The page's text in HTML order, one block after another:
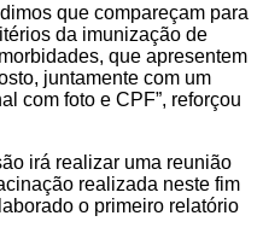
que compareçam para
da imunização de
que apresentem
juntamente com um
com foto e CPF”, reforçou
irá realizar uma reunião
realizada neste fim
o primeiro relatório